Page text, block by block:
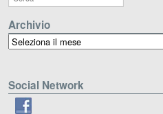
Archivio
Archivio
Social Network